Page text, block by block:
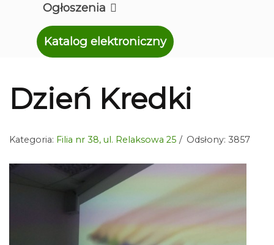
Ogłoszenia
Katalog elektroniczny
Dzień Kredki
Kategoria: Filia nr 38, ul. Relaksowa 25 Odsłony: 3857